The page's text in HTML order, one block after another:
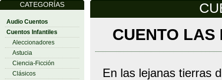
CATEGORÍAS
Audio Cuentos
Cuentos Infantiles
Aleccionadores
Astucia
Ciencia-Ficción
Clásicos
CUENTO
En las lejanas tierras